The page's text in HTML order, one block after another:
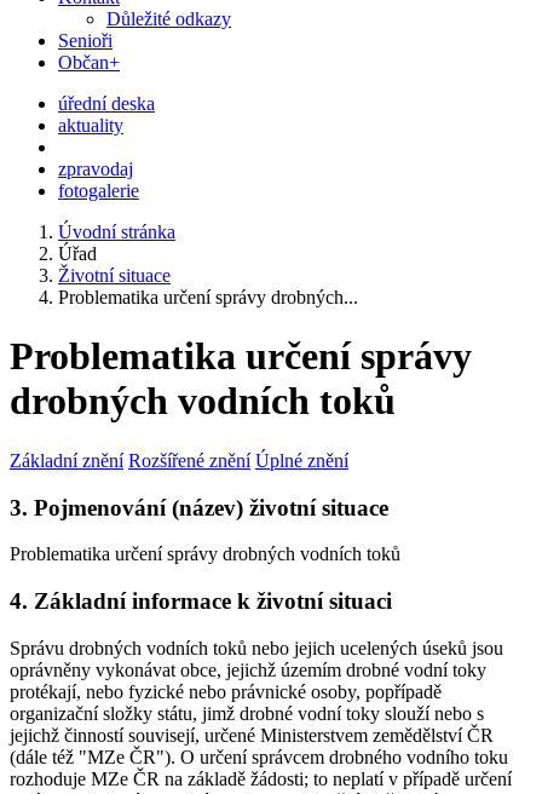
Důležité odkazy
Senioři
Občan+
úřední deska
aktuality
zpravodaj
fotogalerie
Úvodní stránka
Úřad
Životní situace
Problematika určení správy drobných...
Problematika určení správy
drobných vodních toků
Základní znění Rozšířené znění Úplné znění
3. Pojmenování (název) životní situace
Problematika určení správy drobných vodních toků
4. Základní informace k životní situaci
Správu drobných vodních toků nebo jejich ucelených úseků jsou
oprávněny vykonávat obce, jejichž územím drobné vodní toky
protékají, nebo fyzické nebo právnické osoby, popřípadě
organizační složky státu, jimž drobné vodní toky slouží nebo s
jejichž činností souvisejí, určené Ministerstvem zemědělství ČR
(dále též "MZe ČR"). O určení správcem drobného vodního toku
rozhoduje MZe ČR na základě žádosti; to neplatí v případě určení